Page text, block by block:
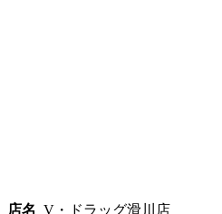
店名 V・ドラッグ滑川店